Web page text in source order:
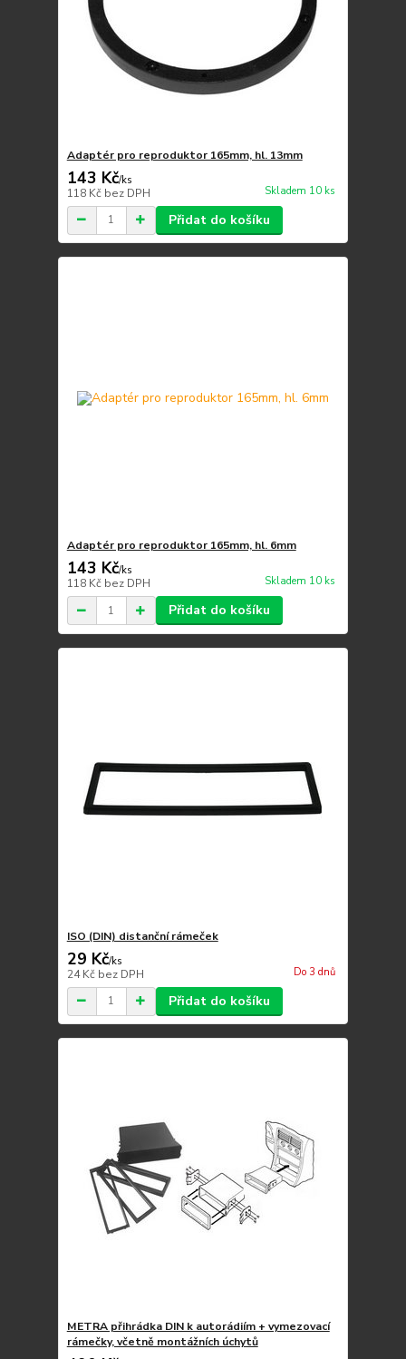
Adaptér pro reproduktor 165mm, hl. 13mm
143 Kč/ks
118 Kč bez DPH Skladem 10 ks
Přidat do košíku
Adaptér pro reproduktor 165mm, hl. 6mm
143 Kč/ks
118 Kč bez DPH Skladem 10 ks
Přidat do košíku
ISO (DIN) distanční rámeček
29 Kč/ks
24 Kč bez DPH Do 3 dnů
Přidat do košíku
METRA přihrádka DIN k autorádiím + vymezovací
rámečky, včetně montážních úchytů